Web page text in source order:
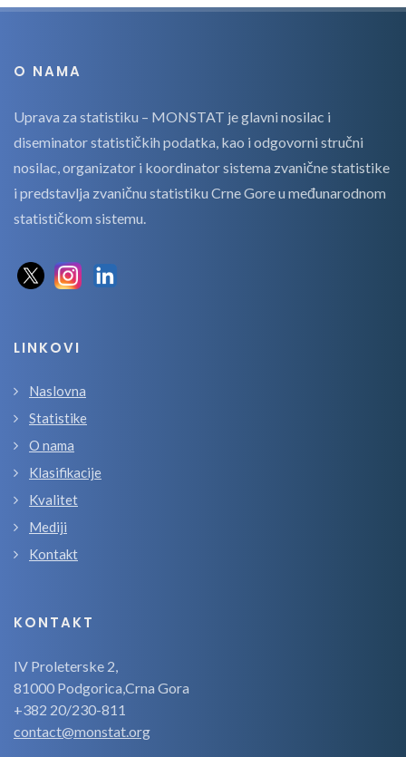
O NAMA
Uprava za statistiku – MONSTAT je glavni nosilac i
diseminator statističkih podatka, kao i odgovorni stručni
nosilac, organizator i koordinator sistema zvanične statistike
i predstavlja zvaničnu statistiku Crne Gore u međunarodnom
statističkom sistemu.
LINKOVI
Naslovna
Statistike
O nama
Klasifikacije
Kvalitet
Mediji
Kontakt
KONTAKT
IV Proleterske 2,
81000 Podgorica,Crna Gora
+382 20/230-811
contact@monstat.org